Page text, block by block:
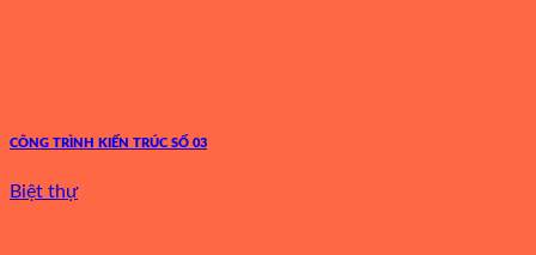
CÔNG TRÌNH KIẾN TRÚC SỐ 03
Biệt thự